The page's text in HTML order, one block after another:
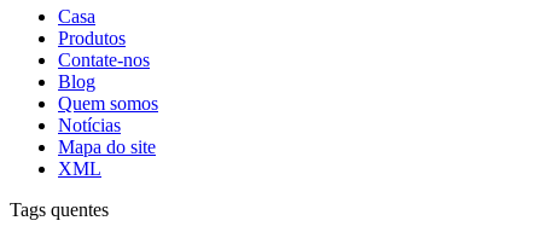
Casa
Produtos
Contate-nos
Blog
Quem somos
Notícias
Mapa do site
XML
Tags quentes